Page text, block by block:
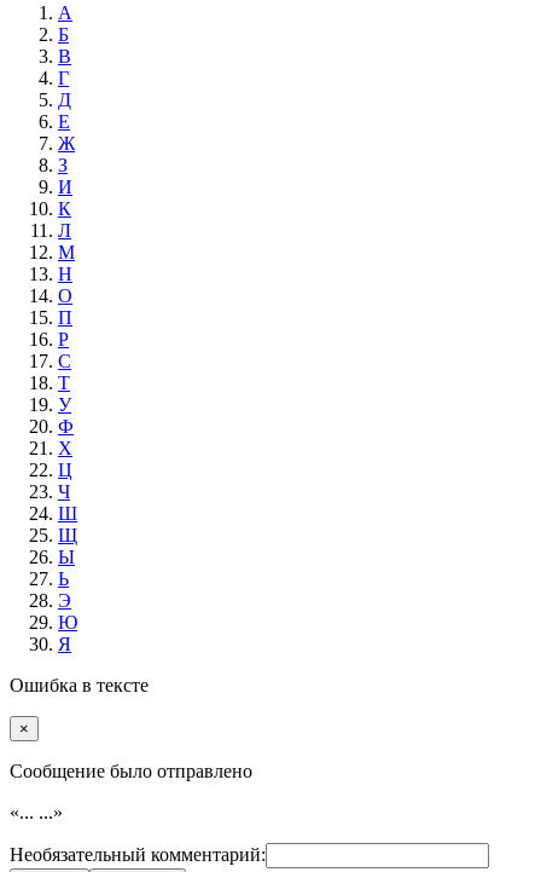
А
Б
В
Г
Д
Е
Ж
З
И
К
Л
М
Н
О
П
Р
С
Т
У
Ф
Х
Ц
Ч
Ш
Щ
Ы
Ь
Э
Ю
Я
Ошибка в тексте
×
Cообщение было отправлено
«... ...»
Необязательный комментарий: